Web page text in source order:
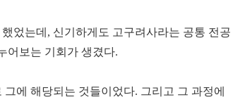
었는데, 신기하게도 고구려사라는 공통 전공
어보는 기회가 생겼다.
에 해당되는 것들이었다. 그리고 그 과정에